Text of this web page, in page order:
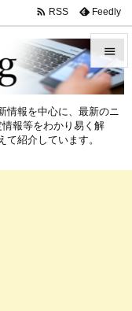



 RSS Feedly
報を中心に、最新のニ
報等をわかり易く解
紹介しています。